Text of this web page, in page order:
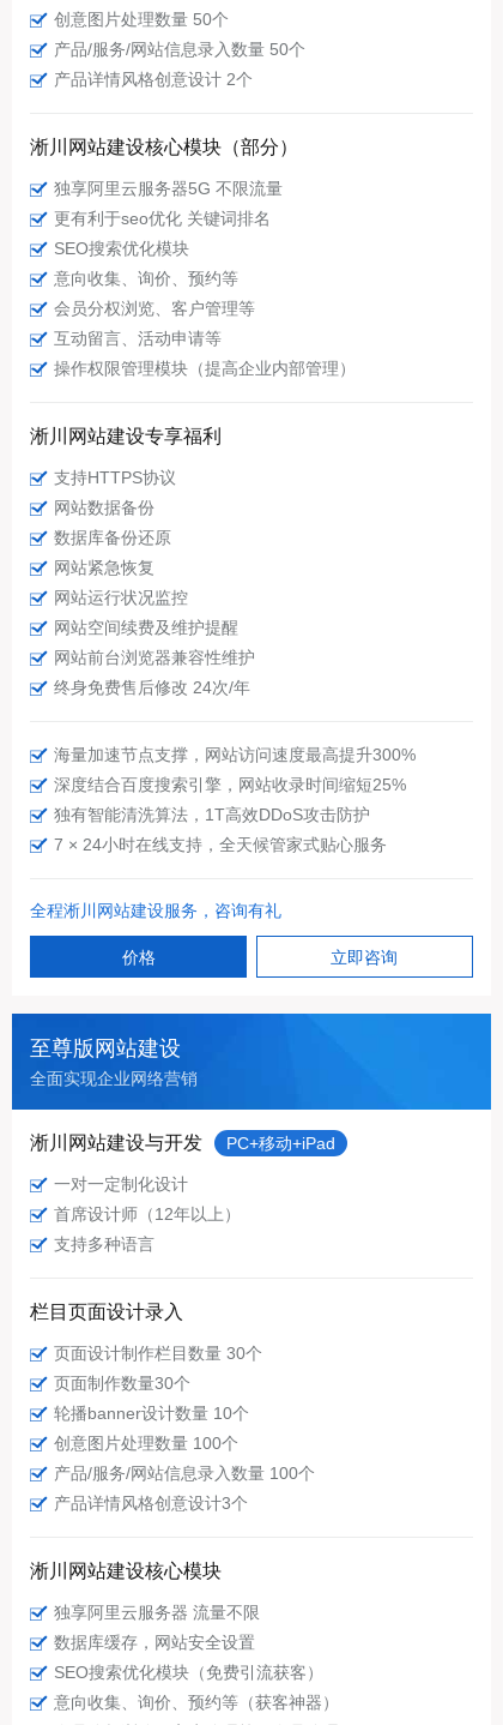
创意图片处理数量 50个
产品/服务/网站信息录入数量 50个
产品详情风格创意设计 2个
淅川网站建设核心模块（部分）
独享阿里云服务器5G 不限流量
更有利于seo优化 关键词排名
SEO搜索优化模块
意向收集、询价、预约等
会员分权浏览、客户管理等
互动留言、活动申请等
操作权限管理模块（提高企业内部管理）
淅川网站建设专享福利
支持HTTPS协议
网站数据备份
数据库备份还原
网站紧急恢复
网站运行状况监控
网站空间续费及维护提醒
网站前台浏览器兼容性维护
终身免费售后修改 24次/年
海量加速节点支撑，网站访问速度最高提升300%
深度结合百度搜索引擎，网站收录时间缩短25%
独有智能清洗算法，1T高效DDoS攻击防护
7 × 24小时在线支持，全天候管家式贴心服务
全程淅川网站建设服务，咨询有礼
价格 立即咨询
至尊版网站建设
全面实现企业网络营销
淅川网站建设与开发 PC+移动+iPad
一对一定制化设计
首席设计师（12年以上）
支持多种语言
栏目页面设计录入
页面设计制作栏目数量 30个
页面制作数量30个
轮播banner设计数量 10个
创意图片处理数量 100个
产品/服务/网站信息录入数量 100个
产品详情风格创意设计3个
淅川网站建设核心模块
独享阿里云服务器 流量不限
数据库缓存，网站安全设置
SEO搜索优化模块（免费引流获客）
意向收集、询价、预约等（获客神器）